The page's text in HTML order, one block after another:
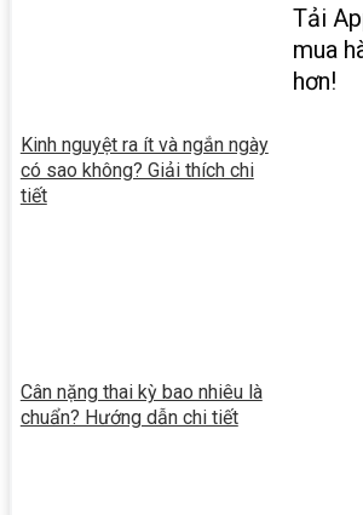
Kinh nguyệt ra ít và ngắn ngày
có sao không? Giải thích chi
tiết
Cân nặng thai kỳ bao nhiêu là
chuẩn? Hướng dẫn chi tiết
Tải
mua
hơn!